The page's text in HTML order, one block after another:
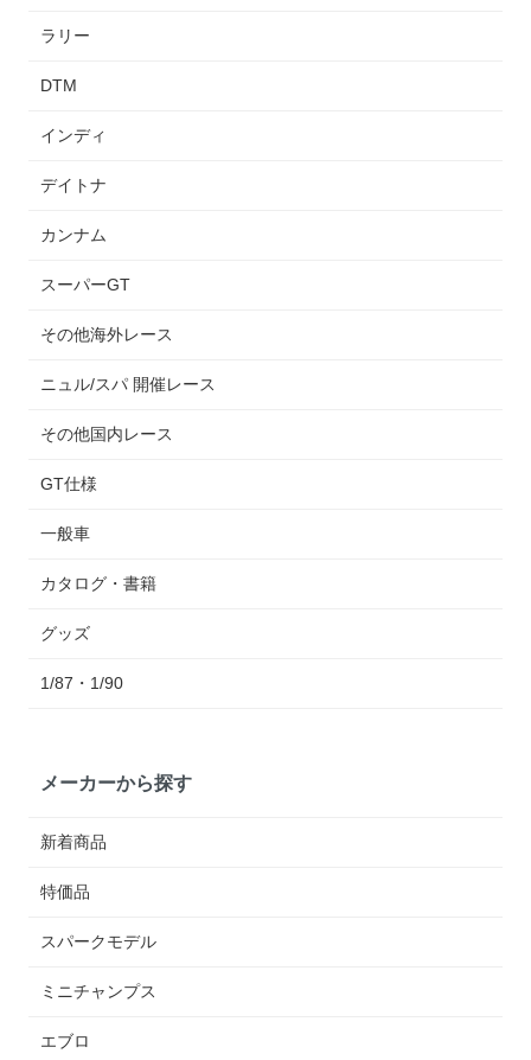
ラリー
DTM
インディ
デイトナ
カンナム
スーパーGT
その他海外レース
ニュル/スパ 開催レース
その他国内レース
GT仕様
一般車
カタログ・書籍
グッズ
1/87・1/90
メーカーから探す
新着商品
特価品
スパークモデル
ミニチャンプス
エブロ